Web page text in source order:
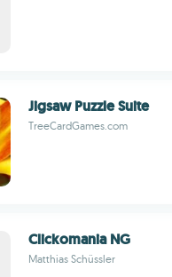
Jigsaw Puzzle Suite
TreeCardGames.com
Clickomania NG
Matthias Schüssler